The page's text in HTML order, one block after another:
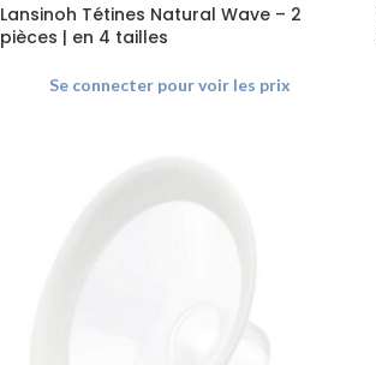
Lansinoh Tétines Natural Wave – 2
pièces | en 4 tailles
Se connecter pour voir les prix